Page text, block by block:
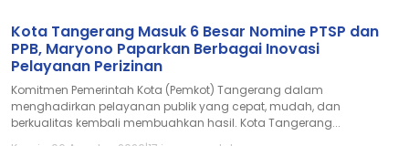
Kota Tangerang Masuk 6 Besar Nomine PTSP dan
PPB, Maryono Paparkan Berbagai Inovasi
Pelayanan Perizinan
Komitmen Pemerintah Kota (Pemkot) Tangerang dalam
menghadirkan pelayanan publik yang cepat, mudah, dan
berkualitas kembali membuahkan hasil. Kota Tangerang...